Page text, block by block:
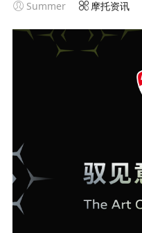
Summer 摩托资讯